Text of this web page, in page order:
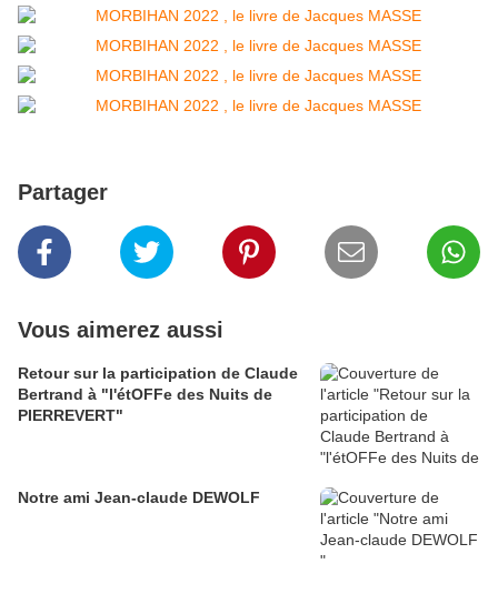
Partager
Vous aimerez aussi
Retour sur la participation de Claude
Bertrand à "l'étOFFe des Nuits de
PIERREVERT"
Notre ami Jean-claude DEWOLF